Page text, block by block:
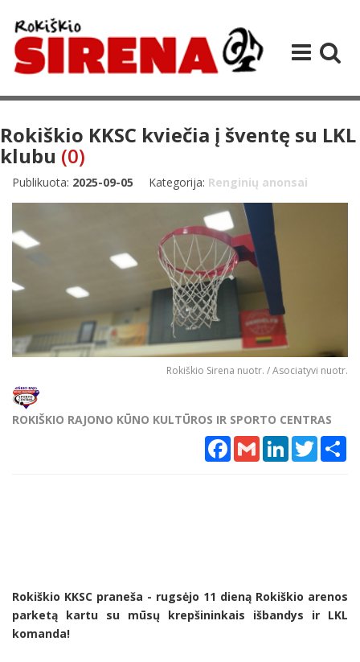
Rokiškio KKSC kviečia į šventę su LKL
klubu (0)
Publikuota: 2025-09-05 Kategorija: Renginių anonsai
Rokiškio Sirena nuotr. / Asociatyvi nuotr.
ROKIŠKIO RAJONO KŪNO KULTŪROS IR SPORTO CENTRAS
Facebook
Gmail LinkedInTwitter
Rokiškio KKSC praneša - rugsėjo 11 dieną Rokiškio arenos
parketą kartu su mūsų krepšininkais išbandys ir LKL
komanda!